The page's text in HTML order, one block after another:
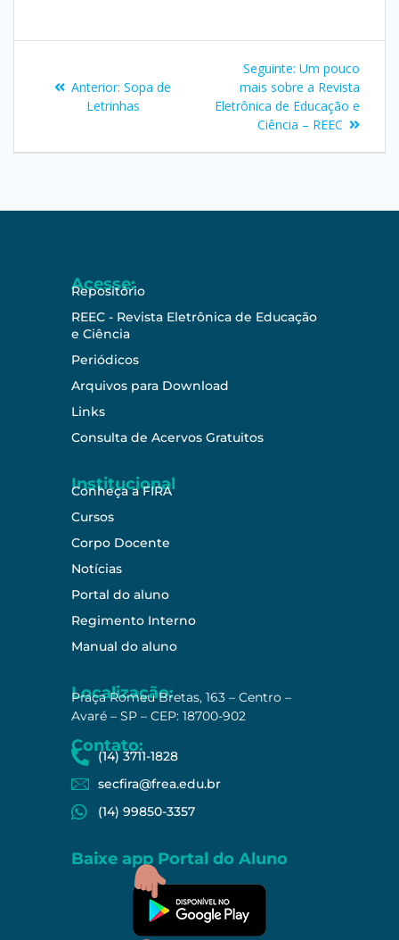
Anterior: Sopa de
Letrinhas
Seguinte: Um pouco
mais sobre a Revista
Eletrônica de Educação e
Ciência – REEC
Acesse:
Repositório
REEC - Revista Eletrônica de Educação
e Ciência
Periódicos
Arquivos para Download
Links
Consulta de Acervos Gratuitos
Institucional
Conheça a FIRA
Cursos
Corpo Docente
Notícias
Portal do aluno
Regimento Interno
Manual do aluno
Localização:
Praça Romeu Bretas, 163 – Centro –
Avaré – SP – CEP: 18700-902
Contato:
(14) 3711-1828
secfira@frea.edu.br
(14) 99850-3357
Baixe app Portal do Aluno